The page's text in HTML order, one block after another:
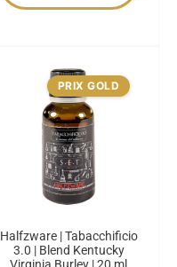
PRIX GOLD
Halfzware | Tabacchificio
3.0 | Blend Kentucky